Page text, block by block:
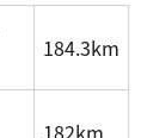
184.3km